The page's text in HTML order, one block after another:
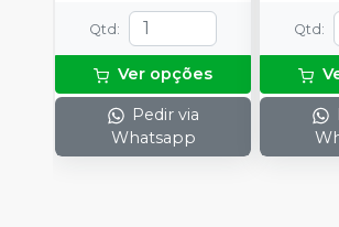
Qtd :
Ver opções
Pedir via
Whatsapp
Qtd :